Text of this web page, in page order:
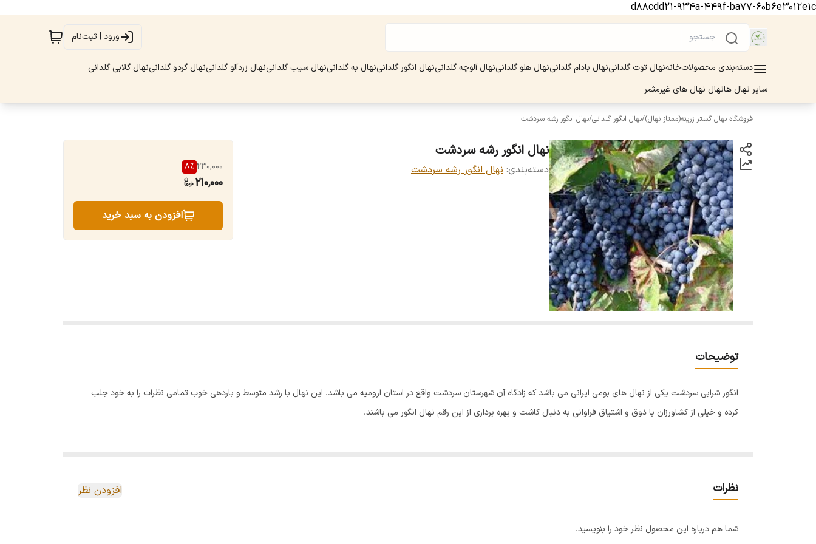
d88cdd21-934a-449f-ba77-60b6e3012e1c
ورود | ثبت‌نام
دسته‌بندی محصولاتخانهنهال توت گلدانینهال بادام گلدانینهال هلو گلدانینهال آلوچه گلدانینهال انگور گلدانینهال به گلدانینهال سیب گلدانینهال زردآلو گلدانینهال گردو گلدانینهال گلابی گلدانی
سایر نهال هانهال نهال های غیرمثمر
فروشگاه نهال گستر زرینه(ممتاز نهال)/نهال انگور گلدانی/نهال انگور رشه سردشت
نهال انگور رشه سردشت
دسته‌بندی: نهال انگور رشه سردشت 230,000
8%
210,000
افزودن به سبد خرید
توضیحات
انگور شرابی سردشت یکی از نهال های بومی ایرانی می باشد که زادگاه آن شهرستان سردشت واقع در استان ارومیه می باشد. این نهال با رشد متوسط و باردهی خوب تمامی نظرات را به خود جلب
کرده و خیلی از کشاورزان با ذوق و اشتیاق فراوانی به دنبال کاشت و بهره برداری از این رقم نهال انگور می باشند.
نظرات افزودن نظر
شما هم درباره این محصول نظر خود را بنویسید.